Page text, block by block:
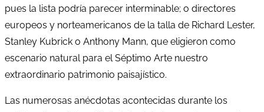
pues la lista podría parecer interminable; o directores
europeos y norteamericanos de la talla de Richard Lester,
Stanley Kubrick o Anthony Mann, que eligieron como
escenario natural para el Séptimo Arte nuestro
extraordinario patrimonio paisajístico.
Las numerosas anécdotas acontecidas durante los